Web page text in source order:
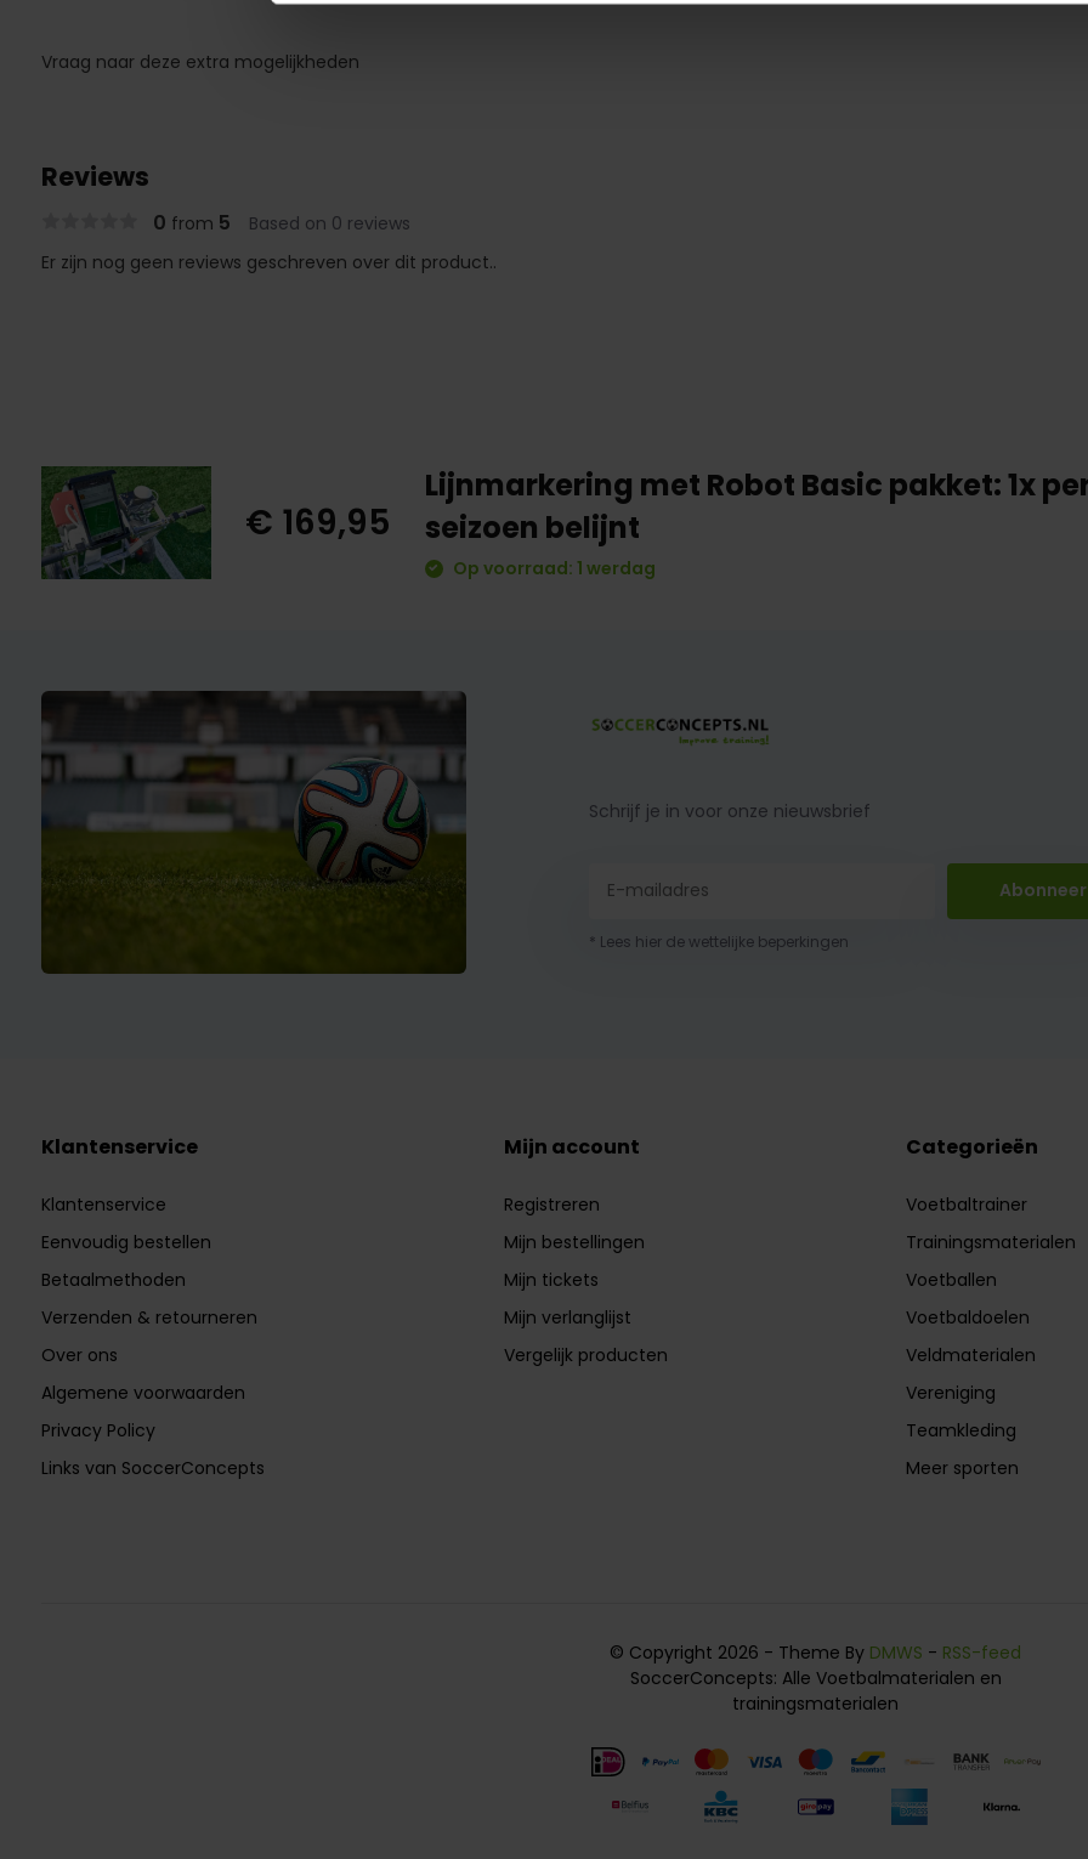
Vraag naar deze extra mogelijkheden
Reviews
0 from 5
Based on 0 reviews
Er zijn nog geen reviews geschreven over dit product..
€ 169,95
Lijnmarkering met Robot Basic pakket: 1x
seizoen belijnt
Op voorraad: 1 werdag
Schrijf je in voor onze nieuwsbrief
Abonneer
* Lees hier de wettelijke beperkingen
Klantenservice
Klantenservice
Eenvoudig bestellen
Betaalmethoden
Verzenden & retourneren
Over ons
Algemene voorwaarden
Privacy Policy
Links van SoccerConcepts
Mijn account
Registreren
Mijn bestellingen
Mijn tickets
Mijn verlanglijst
Vergelijk producten
Categorieën
Voetbaltrainer
Trainingsmaterialen
Voetballen
Voetbaldoelen
Veldmaterialen
Vereniging
Teamkleding
Meer sporten
© Copyright 2026 - Theme By DMWS - RSS-feed
SoccerConcepts: Alle Voetbalmaterialen en
trainingsmaterialen